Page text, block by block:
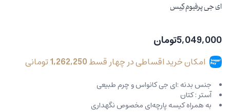
ای جی پرفیوم کِیس
5,049,000تومان
امکان خرید اقساطی در چهار قسط1,262,250تومانی
جنس بدنه :ای جی کانواس و چرم طبیعی
آستر : کتان
به همراه کیسه پارچه‌ای مخصوص نگهداری